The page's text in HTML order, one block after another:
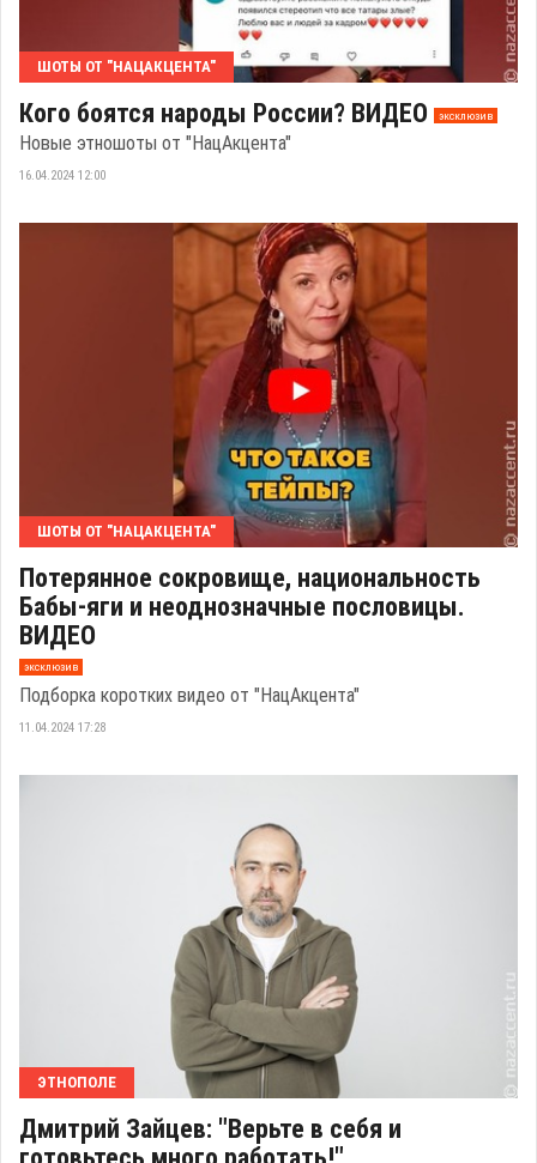
ШОТЫ ОТ "НАЦАКЦЕНТА"
Кого боятся народы России? ВИДЕО эксклюзив
Новые этношоты от "НацАкцента"
16.04.2024 12:00
ШОТЫ ОТ "НАЦАКЦЕНТА"
Потерянное сокровище, национальность
Бабы-яги и неоднозначные пословицы.
ВИДЕО
эксклюзив
Подборка коротких видео от "НацАкцента"
11.04.2024 17:28
ЭТНОПОЛЕ
Дмитрий Зайцев: "Верьте в себя и